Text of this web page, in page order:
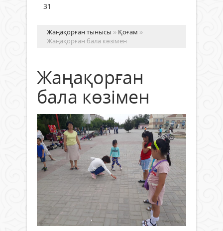
31
Жаңақорған тынысы » Қоғам »
Жаңақорған бала көзімен
Жаңақорған
бала көзімен